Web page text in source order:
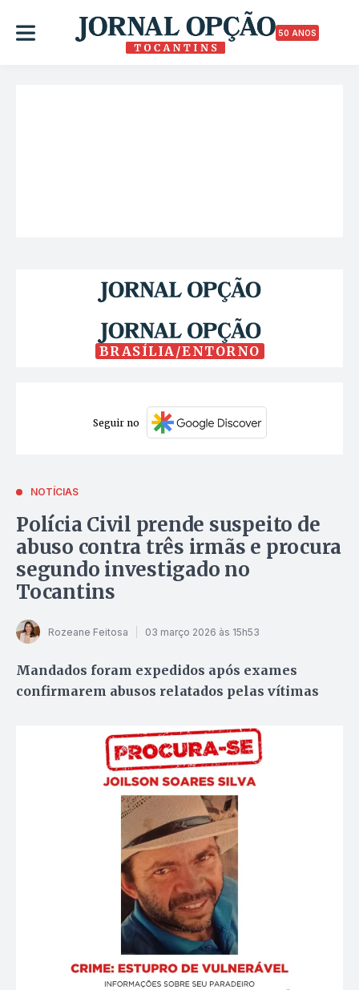
50 ANOS
BRASÍLIA/ENTORNO
Seguir no
NOTÍCIAS
Polícia Civil prende suspeito de
abuso contra três irmãs e procura
segundo investigado no
Tocantins
Rozeane Feitosa 03 março 2026 às 15h53
Mandados foram expedidos após exames
confirmarem abusos relatados pelas vítimas